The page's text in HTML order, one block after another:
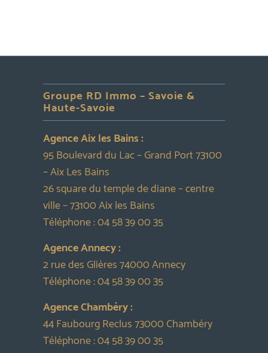
Groupe RD Immo – Savoie &
Haute-Savoie
Agence Aix les Bains :
95 Boulevard du Lac – Grand Port 73100
– Aix Les Bains
26 square du temple de diane – centre
ville – 73100 Aix les Bains
Téléphone :04 58 39 00 35
Agence Annecy :
2 rue des Glières 74000 Annecy
Téléphone :04 58 39 00 35
Agence Chambéry :
44 Faubourg Reclus 73000 Chambéry
Téléphone :04 58 39 00 35